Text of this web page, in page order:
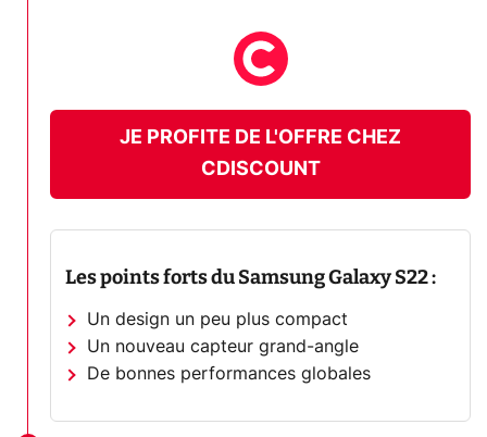
JE PROFITE DE L'OFFRE CHEZ
CDISCOUNT
Les points forts duSamsung Galaxy S22:
Un design un peu plus compact
Un nouveau capteur grand-angle
De bonnes performances globales